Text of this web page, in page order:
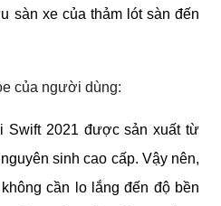
sàn xe của thảm lót sàn đến
của người dùng:
Swift 2021 được sản xuất từ
sinh cao cấp. Vậy nên,
cần lo lắng đến độ bền